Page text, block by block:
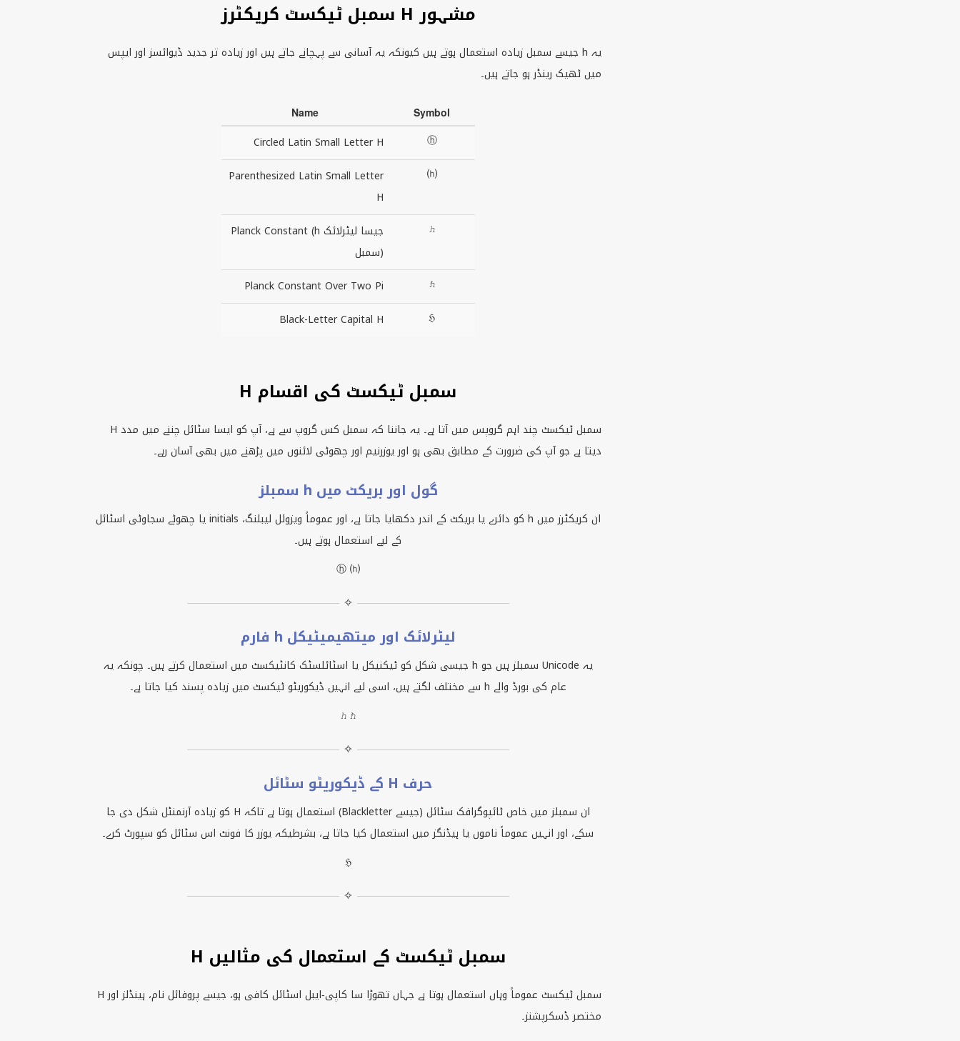
مشہور H سمبل ٹیکسٹ کریکٹرز
یہ h جیسے سمبل زیادہ استعمال ہوتے ہیں کیونکہ یہ آسانی سے پہچانے جاتے ہیں اور زیادہ تر جدید ڈیوائسز اور ایپس
میں ٹھیک رینڈر ہو جاتے ہیں۔
Symbol
Name
ⓗ
Circled Latin Small Letter H
⒣
Parenthesized Latin Small Letter
H
ℎ
Planck Constant (h جیسا لیٹرلائک
سمبل)
ℏ
Planck Constant Over Two Pi
ℌ
Black-Letter Capital H
H سمبل ٹیکسٹ کی اقسام
H
دیتا ہے جو آپ کی ضرورت کے مطابق بھی ہو اور یوزرنیم اور چھوٹی لائنوں میں پڑھنے میں بھی آسان رہے۔
گول اور بریکٹ میں h سمبلز
ان کریکٹرز میں h کو دائرے یا بریکٹ کے اندر دکھایا جاتا ہے، اور عموماً ویزوئل لیبلنگ، initialsیا چھوٹے سجاوٹی اسٹائل
کے لیے استعمال ہوتے ہیں۔
ⓗ ⒣
✧
لیٹرلائک اور میتھیمیٹیکل h فارم
یہ Unicode سمبلز ہیں جو h جیسی شکل کو ٹیکنیکل یا اسٹائلسٹک کانٹیکسٹ میں استعمال کرتے ہیں۔ چونکہ یہ
عام کی بورڈ والے h سے مختلف لگتے ہیں، اسی لیے انہیں ڈیکوریٹو ٹیکسٹ میں زیادہ پسند کیا جاتا ہے۔
ℎ ℏ
✧
حرف H کے ڈیکوریٹو سٹائل
ان سمبلز میں خاص ٹائپوگرافک سٹائل (جیسےBlackletter) استعمال ہوتا ہے تاکہ H کو زیادہ آرنمنٹل شکل دی جا
سکے، اور انہیں عموماً ناموں یا ہیڈنگز میں استعمال کیا جاتا ہے، بشرطیکہ یوزر کا فونٹ اس سٹائل کو سپورٹ کرے۔
ℌ
✧
H سمبل ٹیکسٹ کے استعمال کی مثالیں
Hسمبل ٹیکسٹ عموماً وہاں استعمال ہوتا ہے جہاں تھوڑا سا کاپی‑ایبل اسٹائل کافی ہو، جیسے پروفائل نام، ہینڈلز اور
مختصر ڈسکرپشنز۔